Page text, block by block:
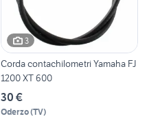
3
Corda contachilometri Yamaha FJ
1200 XT 600
30 €
Oderzo(TV)